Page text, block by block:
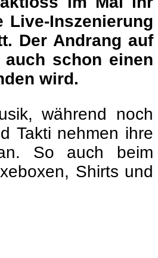
Live-Inszenierung
Der Andrang auf
schon einen
wird.
während noch
Takti nehmen ihre
So auch beim
Shirts und